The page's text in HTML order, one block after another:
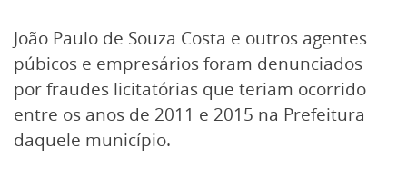
João Paulo de Souza Costa e outros agentes
púbicos e empresários foram denunciados
por fraudes licitatórias que teriam ocorrido
entre os anos de 2011 e 2015 na Prefeitura
daquele município.